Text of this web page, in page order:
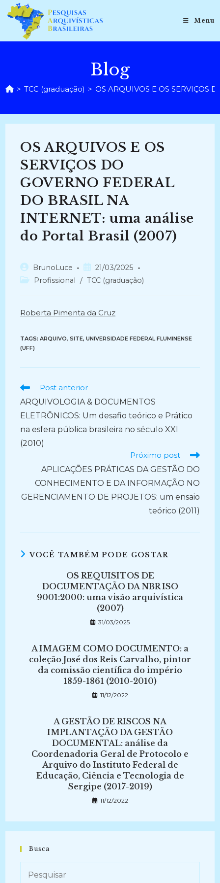
para
conteúdo
Menu
Blog
> TCC (graduação) > OS ARQUIVOS E OS SERVIÇOS
OS ARQUIVOS E OS
SERVIÇOS DO
GOVERNO FEDERAL
DO BRASIL NA
INTERNET: uma análise
do Portal Brasil (2007)
Autor
do
BrunoLuce
Post
publicado:
21/03/2025
Categoria
Profissional / TCC (graduação)
Roberta Pimenta da Cruz
TAGS:ARQUIVO, SITE, UNIVERSIDADE FEDERAL FLUMINENSE
(UFF)
Ler
artigos
Post anterior
ARQUIVOLOGIA & DOCUMENTOS
ELETRÔNICOS: Um desafio teórico e Prático
na esfera pública brasileira no século XXI
(2010)
Próximo post
APLICAÇÕES PRÁTICAS DA GESTÃO DO
CONHECIMENTO E DA INFORMAÇÃO NO
GERENCIAMENTO DE PROJETOS: um ensaio
teórico (2011)
VOCÊ TAMBÉM PODE GOSTAR
OS REQUISITOS DE
DOCUMENTAÇÃO DA NBR ISO
9001:2000: uma visão arquivística
(2007)
31/03/2025
A IMAGEM COMO DOCUMENTO: a
coleção José dos Reis Carvalho, pintor
da comissão científica do império
1859-1861 (2010-2010)
11/12/2022
A GESTÃO DE RISCOS NA
IMPLANTAÇÃO DA GESTÃO
DOCUMENTAL: análise da
Coordenadoria Geral de Protocolo e
Arquivo do Instituto Federal de
Educação, Ciência e Tecnologia de
Sergipe (2017-2019)
11/12/2022
Busca